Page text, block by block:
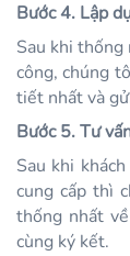
Bước 4. Lập
Sau khi thống
công, chúng
tiết nhất và
Bước 5. Tư
Sau khi
cung cấp thì
thống nhất
cùng ký kết.